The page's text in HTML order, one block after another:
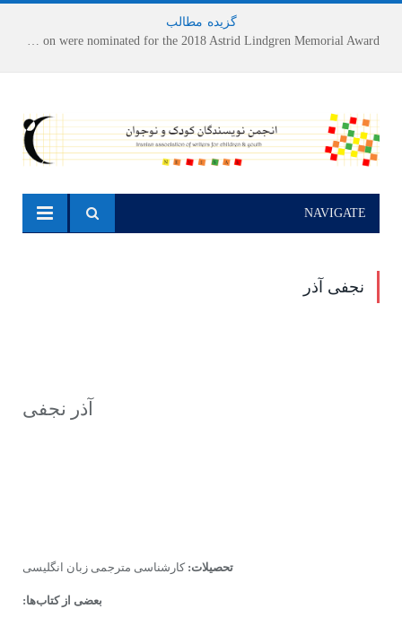
گزیده مطالب
NAVIGATE
نجفی آذر
آذر نجفی
تحصیلات:کارشناسی مترجمی زبان انگلیسی
بعضی از کتاب‌ها: